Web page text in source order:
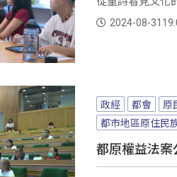
將教育知識背景
結原住民的幼兒
2024-08-31
政經 都會
原
都市地區原住民
都原權益法案